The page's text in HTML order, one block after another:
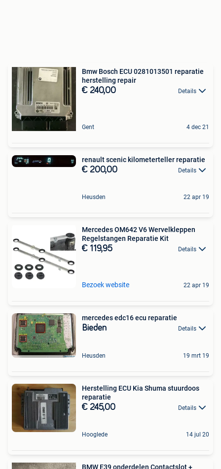
Bmw Bosch ECU 0281013501 reparatie
herstelling repair
€ 240,00 Details
Gent 4 dec 21
renault scenic kilometerteller reparatie
€ 200,00 Details
Heusden 22 apr 19
Mercedes OM642 V6 Wervelkleppen
Regelstangen Reparatie Kit
€ 119,95 Details
Bezoek website 22 apr 19
mercedes edc16 ecu reparatie
Bieden Details
Heusden 19 mrt 19
Herstelling ECU Kia Shuma stuurdoos
reparatie
€ 245,00 Details
Hooglede 14 jul 20
BMW E39 onderdelen Contactslot +